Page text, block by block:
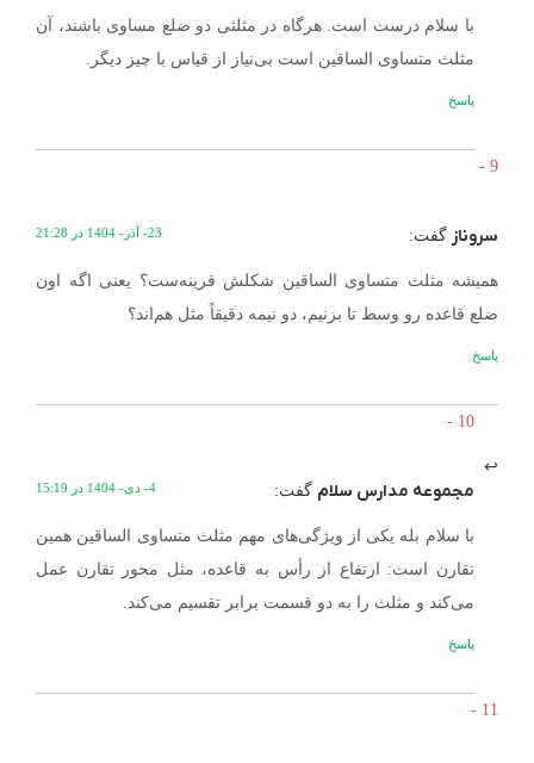
با سلام درست است. هرگاه در مثلثی دو ضلع مساوی باشند، آن
مثلث متساوی الساقین است بی‌نیاز از قیاس با چیز دیگر.
پاسخ
سروناز گفت: 23- آذر- 1404 در 21:28
همیشه مثلث متساوی الساقین شکلش قرینه‌ست؟ یعنی اگه اون
ضلع قاعده رو وسط تا بزنیم، دو نیمه دقیقاً مثل هم‌اند؟
پاسخ
مجموعه مدارس سلام گفت: 4- دی- 1404 در 15:19
با سلام بله یکی از ویژگی‌های مهم مثلث متساوی الساقین همین
تقارن است: ارتفاع از رأس به قاعده، مثل محور تقارن عمل
می‌کند و مثلث را به دو قسمت برابر تقسیم می‌کند.
پاسخ